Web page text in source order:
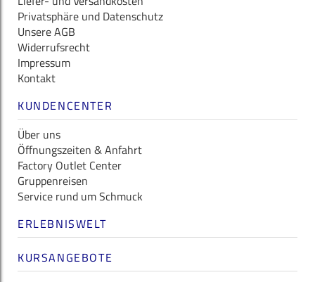
Privatsphäre und Datenschutz
Unsere AGB
Widerrufsrecht
Impressum
Kontakt
KUNDENCENTER
Über uns
Öffnungszeiten & Anfahrt
Factory Outlet Center
Gruppenreisen
Service rund um Schmuck
ERLEBNISWELT
KURSANGEBOTE